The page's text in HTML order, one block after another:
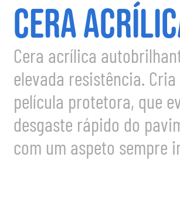
CERA
Cera acrílica
elevada resistência. Cria
película protetora, que
desgaste rápido do
com um aspeto sempre